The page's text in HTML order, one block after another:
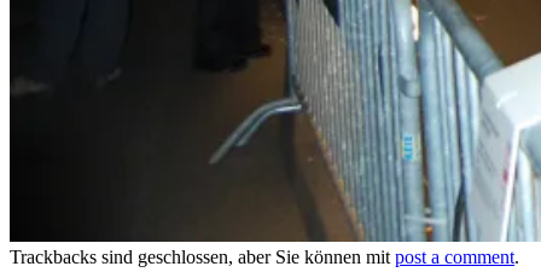
Trackbacks sind geschlossen, aber Sie können mit post a comment.